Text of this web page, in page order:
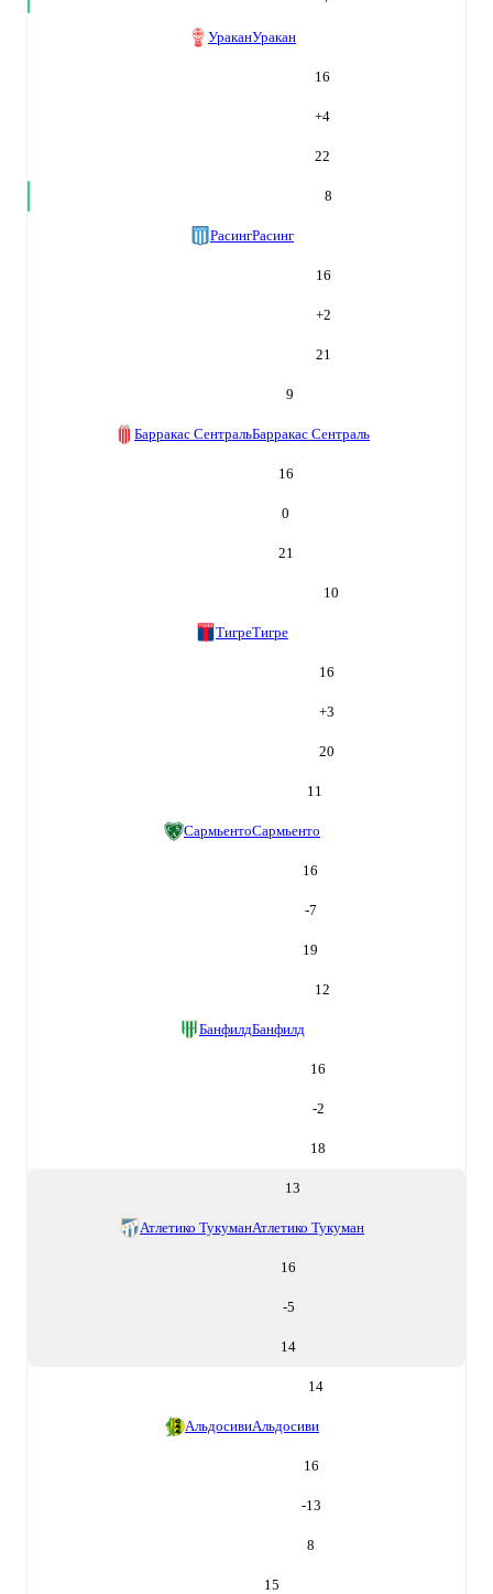
УраканУракан
16
+4
22
8
РасингРасинг
16
+2
21
9
Барракас СентральБарракас Сентраль
16
0
21
10
ТигреТигре
16
+3
20
11
СармьентоСармьенто
16
-7
19
12
БанфилдБанфилд
16
-2
18
13
Атлетико ТукуманАтлетико Тукуман
16
-5
14
14
АльдосивиАльдосиви
16
-13
8
15